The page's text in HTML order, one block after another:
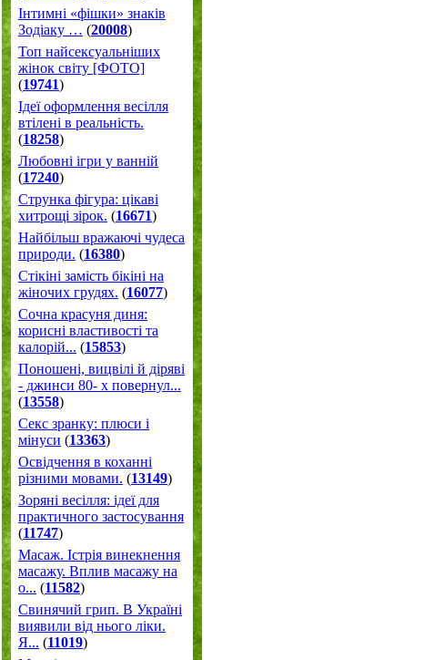
Інтимні «фішки» знаків
Зодіаку … (20008)
Топ найсексуальніших
жінок світу [ФОТО]
(19741)
Ідеї оформлення весілля
втілені в реальність.
(18258)
Любовні ігри у ванній
(17240)
Струнка фігура: цікаві
хитрощі зірок. (16671)
Найбільш вражаючі чудеса
природи. (16380)
Стікіні замість бікіні на
жіночих грудях. (16077)
Сочна красуня диня:
корисні властивості та
калорій... (15853)
Поношені, вицвілі й діряві
- джинси 80- х повернул...
(13558)
Секс зранку: плюси і
мінуси (13363)
Освідчення в коханні
різними мовами. (13149)
Зоряні весілля: ідеї для
практичного застосування
(11747)
Масаж. Істрія винекнення
масажу. Вплив масажу на
о... (11582)
Свинячий грип. В Україні
виявили від нього ліки.
Я... (11019)